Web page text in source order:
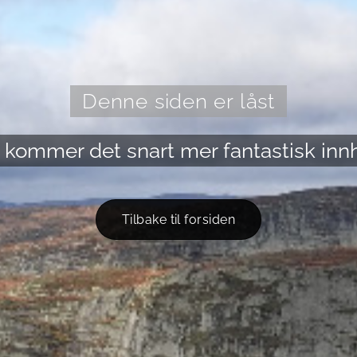
Denne siden er låst
kommer det snart mer fantastisk
Tilbake til forsiden